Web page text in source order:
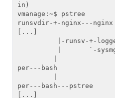
in)
vmanage:~$ pstree
runsvdir-+-nginx---nginx
[...]
|-runsv-+-
|       `-
|
per---bash
|
per---bash---pstree
[...]